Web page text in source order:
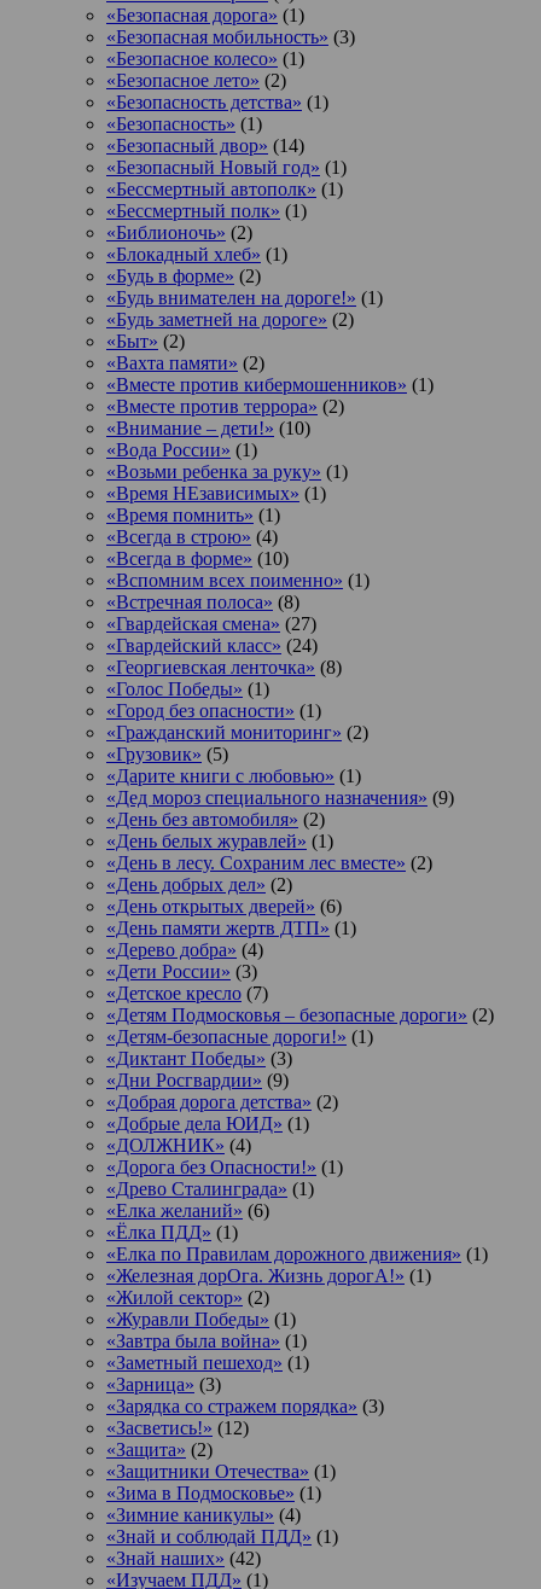
«Безопасная дорога» (1)
«Безопасная мобильность» (3)
«Безопасное колесо» (1)
«Безопасное лето» (2)
«Безопасность детства» (1)
«Безопасность» (1)
«Безопасный двор» (14)
«Безопасный Новый год» (1)
«Бессмертный автополк» (1)
«Бессмертный полк» (1)
«Библионочь» (2)
«Блокадный хлеб» (1)
«Будь в форме» (2)
«Будь внимателен на дороге!» (1)
«Будь заметней на дороге» (2)
«Быт» (2)
«Вахта памяти» (2)
«Вместе против кибермошенников» (1)
«Вместе против террора» (2)
«Внимание – дети!» (10)
«Вода России» (1)
«Возьми ребенка за руку» (1)
«Время НЕзависимых» (1)
«Время помнить» (1)
«Всегда в строю» (4)
«Всегда в форме» (10)
«Вспомним всех поименно» (1)
«Встречная полоса» (8)
«Гвардейская смена» (27)
«Гвардейский класс» (24)
«Георгиевская ленточка» (8)
«Голос Победы» (1)
«Город без опасности» (1)
«Гражданский мониторинг» (2)
«Грузовик» (5)
«Дарите книги с любовью» (1)
«Дед мороз специального назначения» (9)
«День без автомобиля» (2)
«День белых журавлей» (1)
«День в лесу. Сохраним лес вместе» (2)
«День добрых дел» (2)
«День открытых дверей» (6)
«День памяти жертв ДТП» (1)
«Дерево добра» (4)
«Дети России» (3)
«Детское кресло (7)
«Детям Подмосковья – безопасные дороги» (2)
«Детям-безопасные дороги!» (1)
«Диктант Победы» (3)
«Дни Росгвардии» (9)
«Добрая дорога детства» (2)
«Добрые дела ЮИД» (1)
«ДОЛЖНИК» (4)
«Дорога без Опасности!» (1)
«Древо Сталинграда» (1)
«Елка желаний» (6)
«Ёлка ПДД» (1)
«Елка по Правилам дорожного движения» (1)
«Железная дорОга. Жизнь дорогА!» (1)
«Жилой сектор» (2)
«Журавли Победы» (1)
«Завтра была война» (1)
«Заметный пешеход» (1)
«Зарница» (3)
«Зарядка со стражем порядка» (3)
«Засветись!» (12)
«Защита» (2)
«Защитники Отечества» (1)
«Зима в Подмосковье» (1)
«Зимние каникулы» (4)
«Знай и соблюдай ПДД» (1)
«Знай наших» (42)
«Изучаем ПДД» (1)